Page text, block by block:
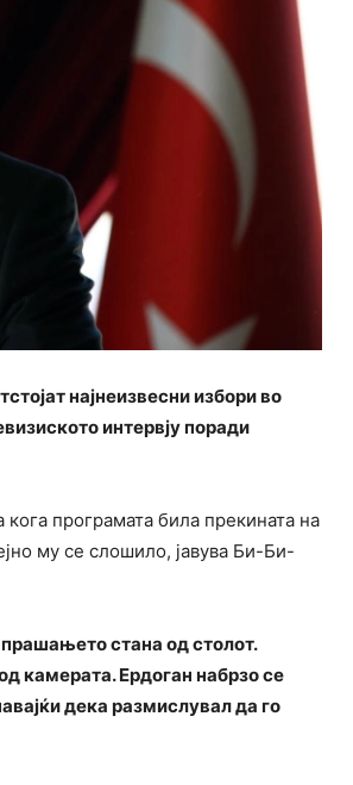
најнеизвесни избори во
интервју поради
кога програмата била прекината на
му се слошило, јавува Би-Би-
стана од столот.
камерата. Ердоган набрзо се
дека размислувал да го